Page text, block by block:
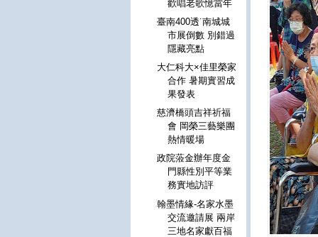
歡唱老歌憶當年
臺南400透˙南城城
市展倒數 別錯過
隱藏亮點
大仁科大×佳里榮家
合作 暑期實習成
果發表
慈濟橋頭吉祥祈福
會 岡榮三藝樂團
熱情暖場
政院蒞金辦年度金
門縣性別平等業
務實地訪評
翰墨情緣-名家水墨
交流邀請展 兩岸
三地名家獻百福